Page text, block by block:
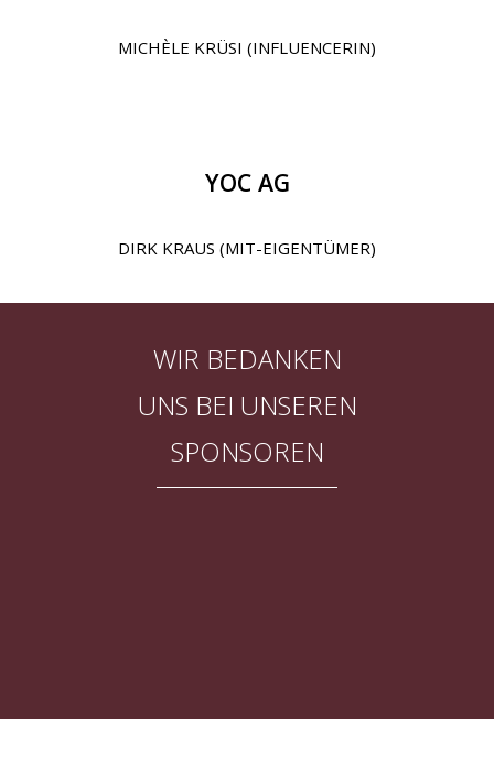
MICHÈLE KRÜSI (INFLUENCERIN)
YOC AG
DIRK KRAUS (MIT-EIGENTÜMER)
WIR BEDANKEN
UNS BEI UNSEREN
SPONSOREN